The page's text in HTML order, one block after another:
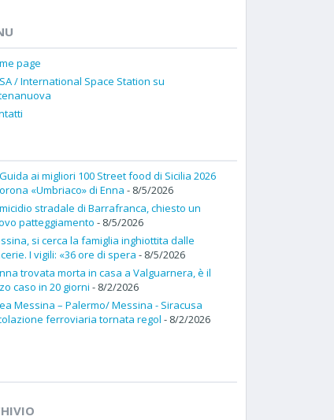
page
/ International Space Station su
ai migliori 100 Street food di Sicilia 2026
«Umbriaco» di Enna - 8/5/2026
stradale di Barrafranca, chiesto un
patteggiamento - 8/5/2026
si cerca la famiglia inghiottita dalle
I vigili: «36 ore di spera - 8/5/2026
trovata morta in casa a Valguarnera, è il
caso in 20 giorni - 8/2/2026
Messina – Palermo/ Messina - Siracusa
ferroviaria tornata regol - 8/2/2026